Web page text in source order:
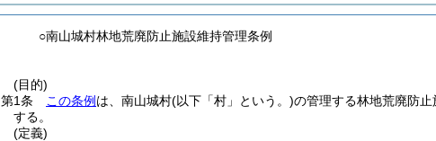
○南山城村林地荒廃防止施設維持管理条例
(目的)
第1条
この条例 は、南山城村(以下「村」という。)の管理する林地荒廃防止
する。
(定義)